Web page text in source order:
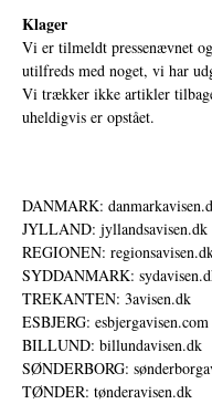
Klager
Vi er tilmeldt pressenævnet
utilfreds med noget, vi har
Vi trækker ikke artikler
uheldigvis er opstået.
DANMARK:
JYLLAND: jyllandsavisen.dk
REGIONEN:
SYDDANMARK:
TREKANTEN: 3avisen.dk
ESBJERG: esbjergavisen.com
BILLUND: billundavisen.dk
SØNDERBORG:
TØNDER: tønderavisen.dk